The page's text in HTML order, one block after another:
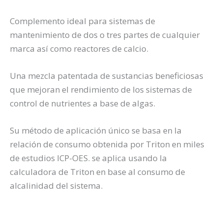
Complemento ideal para sistemas de
mantenimiento de dos o tres partes de cualquier
marca así como reactores de calcio.
Una mezcla patentada de sustancias beneficiosas
que mejoran el rendimiento de los sistemas de
control de nutrientes a base de algas.
Su método de aplicación único se basa en la
relación de consumo obtenida por Triton en miles
de estudios ICP-OES. se aplica usando la
calculadora de Triton en base al consumo de
alcalinidad del sistema.